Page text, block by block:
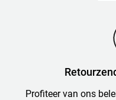
Profiteer van ons